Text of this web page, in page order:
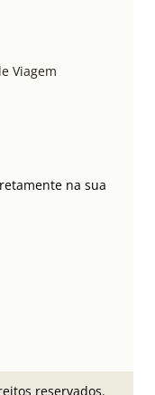
Viagem
na sua
reservados.